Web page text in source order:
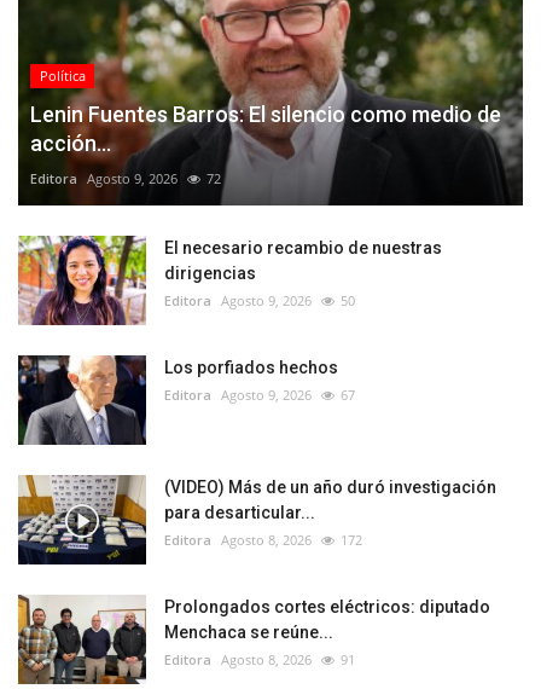
Política
Lenin Fuentes Barros: El silencio como medio de
acción...
Editora Agosto 9, 2026 72
El necesario recambio de nuestras
dirigencias
Editora Agosto 9, 2026 50
Los porfiados hechos
Editora Agosto 9, 2026 67
(VIDEO) Más de un año duró investigación
para desarticular...
Editora Agosto 8, 2026 172
Prolongados cortes eléctricos: diputado
Menchaca se reúne...
Editora Agosto 8, 2026 91